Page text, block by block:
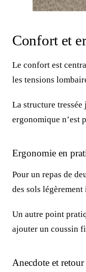
Confort et
Le confort est
les tensions
La structure
ergonomique n’est
Ergonomie en
Pour un repas de
des sols
Un autre point
ajouter un coussin
Anecdote et retour